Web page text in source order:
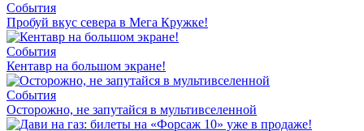
События
Пробуй вкус севера в Мега Кружке!
События
Кентавр на большом экране!
События
Осторожно, не запутайся в мультивселенной